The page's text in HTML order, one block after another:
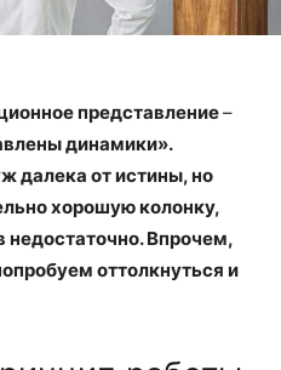
представление–
динамики».
далека от истины, но
хорошую колонку,
Впрочем,
оттолкнуться и